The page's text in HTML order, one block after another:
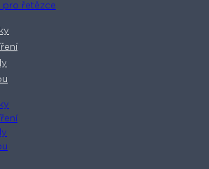
pro řetězce